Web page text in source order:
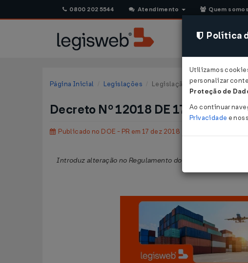
0800 202 5544 Atendimento Quem somos
Página Inicial Legislações Legislação Estadual - Paraná
Decreto Nº 12018 DE 17/12/2018
Publicado no DOE - PR em 17 dez 2018
Introduz alteração no Regulamento do Imposto sobre
Política
Utilizamos
personalizar
Proteção de
Ao continuar
Privacidade e